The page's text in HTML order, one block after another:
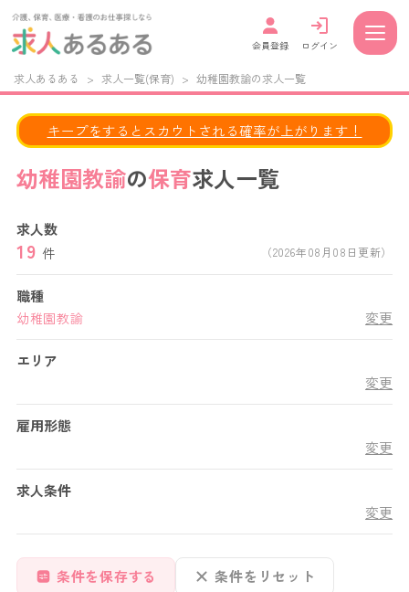
会員登録 ログイン
求人あるある > 求人一覧(保育) > 幼稚園教諭の求人一覧
幼稚園教諭の保育求人一覧
キープをするとスカウトされる確率が上がります！
求人数
19 件 （2026年08月08日更新）
職種
幼稚園教諭 変更
エリア
変更
雇用形態
変更
求人条件
変更
条件を保存する 条件をリセット